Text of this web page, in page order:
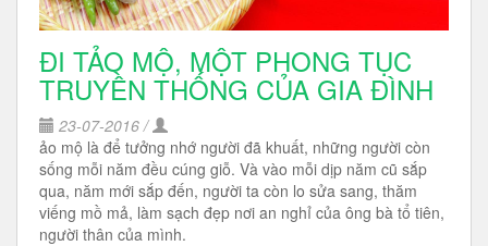
ĐI TẢO MỘ, MỘT PHONG TỤC
TRUYỀN THỐNG CỦA GIA ĐÌNH
23-07-2016 /
ảo mộ là để tưởng nhớ người đã khuất, những người còn
sống mỗi năm đều cúng giỗ. Và vào mỗi dịp năm cũ sắp
qua, năm mới sắp đến, người ta còn lo sửa sang, thăm
viếng mồ mả, làm sạch đẹp nơi an nghỉ của ông bà tổ tiên,
người thân của mình.